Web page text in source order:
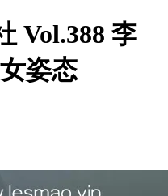
Vol.388 李
姿态